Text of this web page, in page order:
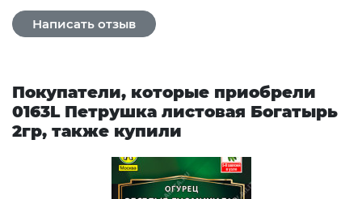
Покупатели, которые приобрели
0163L Петрушка листовая Богатырь
2гр, также купили